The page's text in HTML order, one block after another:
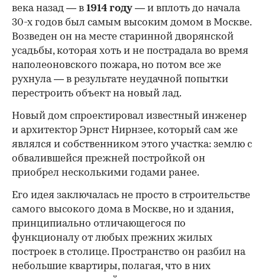
века назад — в 1914 году — и вплоть до начала
30-х годов был самым высоким домом в Москве.
Возведен он на месте старинной дворянской
усадьбы, которая хоть и не пострадала во время
наполеоновского пожара, но потом все же
рухнула — в результате неудачной попытки
перестроить объект на новый лад.
Новый дом спроектировал известный инженер
и архитектор Эрнст Нирнзее, который сам же
являлся и собственником этого участка: землю с
обвалившейся прежней постройкой он
приобрел несколькими годами ранее.
Его идея заключалась не просто в строительстве
самого высокого дома в Москве, но и здания,
принципиально отличающегося по
функционалу от любых прежних жилых
построек в столице. Пространство он разбил на
небольшие квартиры, полагая, что в них